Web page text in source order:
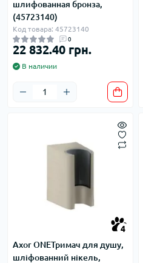
шлифованная бронза,
(45723140)
Код товара: 45723140
0
22 832.40 грн.
В наличии
4
Axor ONEТримач для душу,
шліфованний нікель,